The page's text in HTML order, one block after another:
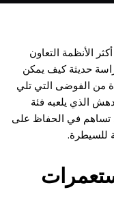
الأنظمة التعاون
حديثة كيف يمكن
من الفوضى التي تلي
الذي يلعبه فئة
تساهم في الحفاظ على
للسيطرة.